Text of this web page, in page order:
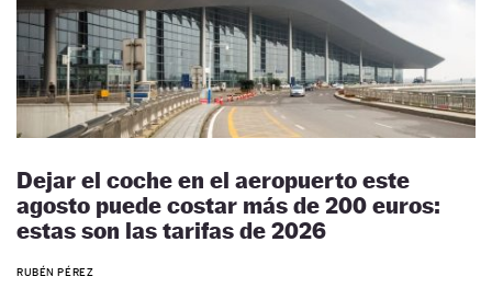
Dejar el coche en el aeropuerto este
agosto puede costar más de 200 euros:
estas son las tarifas de 2026
RUBÉN PÉREZ